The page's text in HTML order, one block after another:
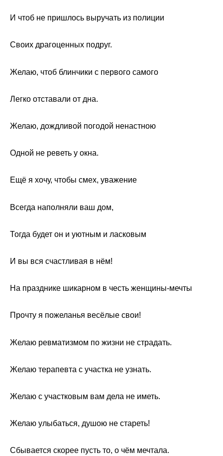
И чтоб не пришлось выручать из полиции
Своих драгоценных подруг.
Желаю, чтоб блинчики с первого самого
Легко отставали от дна.
Желаю, дождливой погодой ненастною
Одной не реветь у окна.
Ещё я хочу, чтобы смех, уважение
Всегда наполняли ваш дом,
Тогда будет он и уютным и ласковым
И вы вся счастливая в нём!
На празднике шикарном в честь женщины-мечты
Прочту я пожеланья весёлые свои!
Желаю ревматизмом по жизни не страдать.
Желаю терапевта с участка не узнать.
Желаю с участковым вам дела не иметь.
Желаю улыбаться, душою не стареть!
Сбывается скорее пусть то, о чём мечтала.